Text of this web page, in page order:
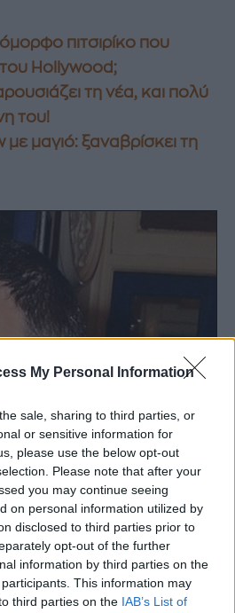
My Personal Information
sale, sharing to third parties, or
or sensitive information for
please use the below opt-out
Please note that after your
you may continue seeing
on personal information utilized by
disclosed to third parties prior to
opt-out of the further
information by third parties on the
participants. This information may
third parties on the IAB’s List of
πιτσιρίκο που
του Hollywood;
τη νέα, και πολύ
του!
με μαγιό: ξαναβρίσκει τη